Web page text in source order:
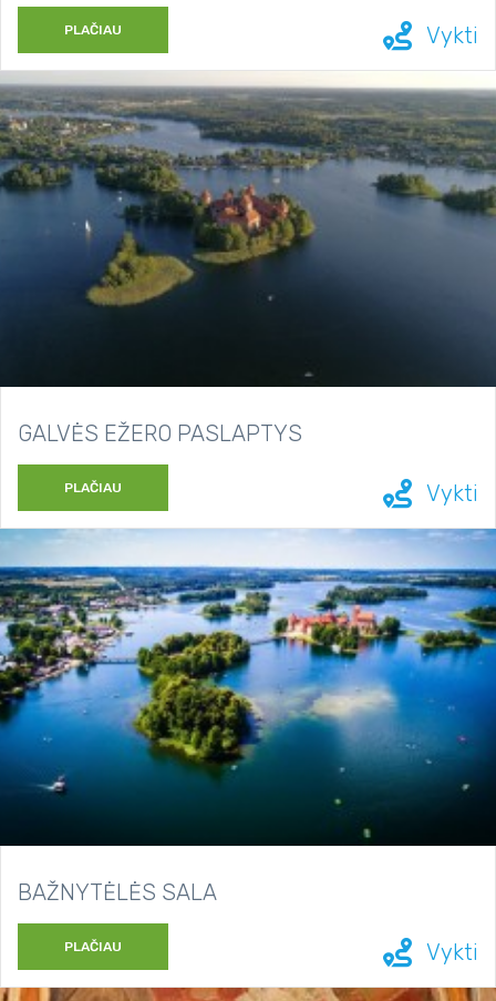
PLAČIAU Vykti
GALVĖS EŽERO PASLAPTYS
PLAČIAU Vykti
BAŽNYTĖLĖS SALA
PLAČIAU Vykti